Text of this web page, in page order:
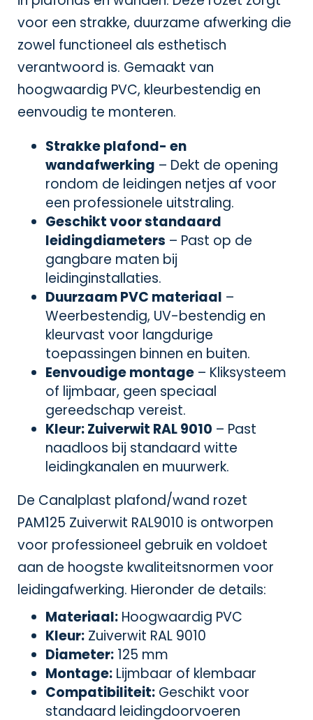
voor een strakke, duurzame afwerking die
zowel functioneel als esthetisch
verantwoord is. Gemaakt van
hoogwaardig PVC, kleurbestendig en
eenvoudig te monteren.
Strakke plafond- en
wandafwerking – Dekt de opening
rondom de leidingen netjes af voor
een professionele uitstraling.
Geschikt voor standaard
leidingdiameters – Past op de
gangbare maten bij
leidinginstallaties.
Duurzaam PVC materiaal –
Weerbestendig, UV-bestendig en
kleurvast voor langdurige
toepassingen binnen en buiten.
Eenvoudige montage – Kliksysteem
of lijmbaar, geen speciaal
gereedschap vereist.
Kleur: Zuiverwit RAL 9010 – Past
naadloos bij standaard witte
leidingkanalen en muurwerk.
De Canalplast plafond/wand rozet
PAM125 Zuiverwit RAL9010 is ontworpen
voor professioneel gebruik en voldoet
aan de hoogste kwaliteitsnormen voor
leidingafwerking. Hieronder de details:
Materiaal: Hoogwaardig PVC
Kleur: Zuiverwit RAL 9010
Diameter: 125 mm
Montage: Lijmbaar of klembaar
Compatibiliteit: Geschikt voor
standaard leidingdoorvoeren